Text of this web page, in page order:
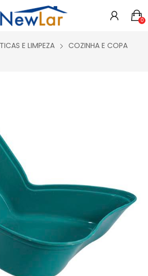
manager for desktops and mobile -
manage, stake, and track assets. 0
E LIMPEZA
COZINHA E COPA